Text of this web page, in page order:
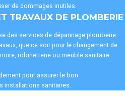
de dommages inutiles.
TRAVAUX DE PLOMBERIE
des services de dépannage plomberie
que ce soit pour le changement de
robinetterie ou meuble sanitaire.
pour assurer le bon
installations sanitaires.